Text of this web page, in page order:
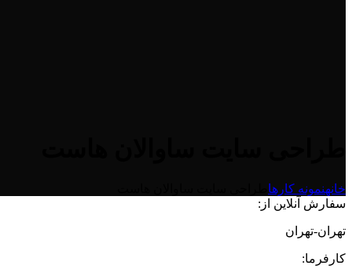
خانهنمونه کارها
سفارش آنلاین از:
تهران-تهران
کارفرما: